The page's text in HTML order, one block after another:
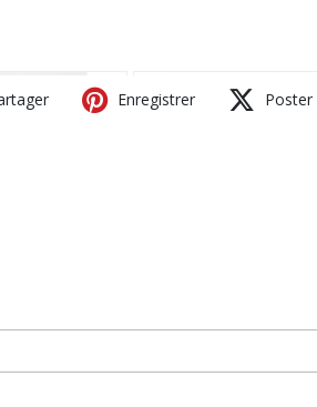
Enregistrer Poster